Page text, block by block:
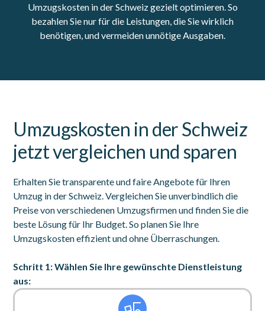
Umzugskosten in der Schweiz gezielt optimieren. So
bezahlen Sie nur für die Leistungen, die Sie wirklich
benötigen, und vermeiden unnötige Ausgaben.
Umzugskosten in der Schweiz
jetzt vergleichen und sparen
Erhalten Sie transparente und faire Angebote für Ihren
Umzug in der Schweiz. Vergleichen Sie unverbindlich die
Preise von verschiedenen Umzugsfirmen und finden Sie die
beste Lösung für Ihr Budget. So planen Sie Ihre
Umzugskosten effizient und ohne Überraschungen.
Schritt 1: Wählen Sie Ihre gewünschte Dienstleistung
aus: